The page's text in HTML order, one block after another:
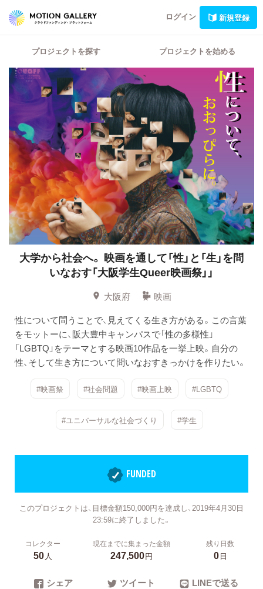
ログイン 新規登録
プロジェクトを探す プロジェクトを始める
大学から社会へ。 映画を通して「性」と「生」を問
いなおす「大阪学生Queer映画祭」」
大阪府
映画
性について問うことで、見えてくる生き方がある。この言葉
をモットーに、阪大豊中キャンパスで「性の多様性」
「LGBTQ」をテーマとする映画10作品を一挙上映。自分の
性、そして生き方について問いなおすきっかけを作りたい。
#映画祭 #社会問題 #映画上映 #LGBTQ
#ユニバーサルな社会づくり #学生
FUNDED
このプロジェクトは、目標金額150,000円を達成し、2019年4月30日
23:59に終了しました。
コレクター
50人
現在までに集まった金額
247,500円
残り日数
0日
シェア ツイート LINEで送る